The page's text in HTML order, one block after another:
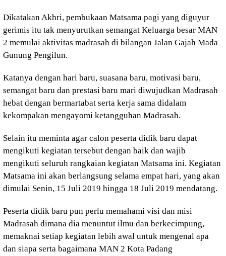
Dikatakan Akhri, pembukaan Matsama pagi yang diguyur
gerimis itu tak menyurutkan semangat Keluarga besar MAN
2 memulai aktivitas madrasah di bilangan Jalan Gajah Mada
Gunung Pengilun.
Katanya dengan hari baru, suasana baru, motivasi baru,
semangat baru dan prestasi baru mari diwujudkan Madrasah
hebat dengan bermartabat serta kerja sama didalam
kekompakan mengayomi ketangguhan Madrasah.
Selain itu meminta agar calon peserta didik baru dapat
mengikuti kegiatan tersebut dengan baik dan wajib
mengikuti seluruh rangkaian kegiatan Matsama ini. Kegiatan
Matsama ini akan berlangsung selama empat hari, yang akan
dimulai Senin, 15 Juli 2019 hingga 18 Juli 2019 mendatang.
Peserta didik baru pun perlu memahami visi dan misi
Madrasah dimana dia menuntut ilmu dan berkecimpung,
memaknai setiap kegiatan lebih awal untuk mengenal apa
dan siapa serta bagaimana MAN 2 Kota Padang